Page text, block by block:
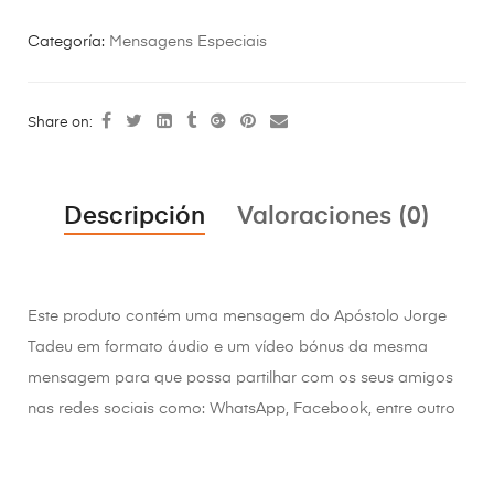
Categoría: Mensagens Especiais
Share on:
Descripción Valoraciones (0)
Este produto contém uma mensagem do Apóstolo Jorge
Tadeu em formato áudio e um vídeo bónus da mesma
mensagem para que possa partilhar com os seus amigos
nas redes sociais como: WhatsApp, Facebook, entre outro